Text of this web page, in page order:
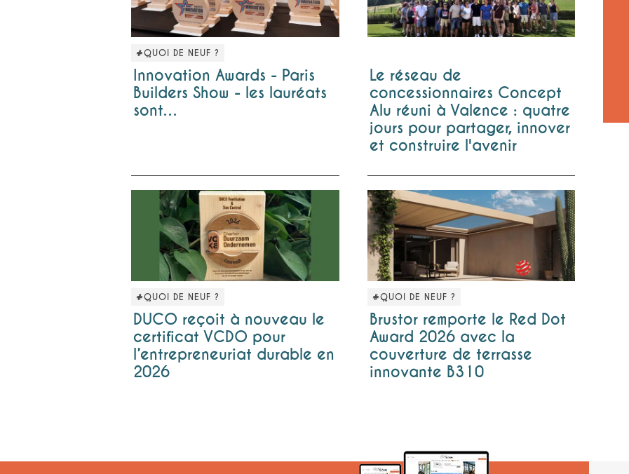
#QUOI DE NEUF ?
Innovation Awards - Paris
Builders Show - les lauréats
sont…
Le réseau de
concessionnaires Concept
Alu réuni à Valence : quatre
jours pour partager, innover
et construire l'avenir
#QUOI DE NEUF ?
DUCO reçoit à nouveau le
certificat VCDO pour
l’entrepreneuriat durable en
2026
#QUOI DE NEUF ?
Brustor remporte le Red Dot
Award 2026 avec la
couverture de terrasse
innovante B310